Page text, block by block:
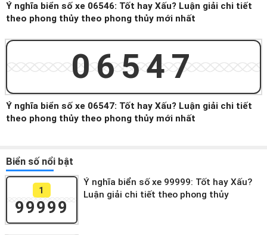
Ý nghĩa biển số xe 06546: Tốt hay Xấu? Luận giải chi tiết
theo phong thủy theo phong thủy mới nhất
06547
Ý nghĩa biển số xe 06547: Tốt hay Xấu? Luận giải chi tiết
theo phong thủy theo phong thủy mới nhất
Biển số nổi bật
1
99999
Ý nghĩa biển số xe 99999: Tốt hay Xấu?
Luận giải chi tiết theo phong thủy